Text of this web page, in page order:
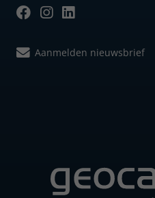
Aanmelden nieuwsbrief